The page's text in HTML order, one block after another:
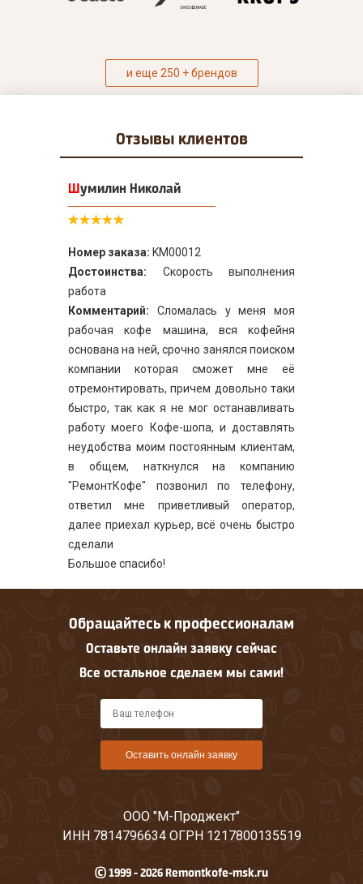
и еще 250 + брендов
Отзывы клиентов
Шумилин Николай
Номер заказа: KM00012
Достоинства: Скорость выполнения
работа
Комментарий: Сломалась у меня моя
рабочая кофе машина, вся кофейня
основана на ней, срочно занялся поиском
компании которая сможет мне её
отремонтировать, причем довольно таки
быстро, так как я не мог останавливать
работу моего Кофе-шопа, и доставлять
неудобства моим постоянным клиентам,
в общем, наткнулся на компанию
"РемонтКофе" позвонил по телефону,
ответил мне приветливый оператор,
далее приехал курьер, всё очень быстро
сделали
Большое спасибо!
Обращайтесь к профессионалам
Оставьте онлайн заявку сейчас
Все остальное сделаем мы сами!
Оставить онлайн заявку
ООО "М-Проджект"
ИНН 7814796634 ОГРН 1217800135519
© 1999 - 2026 Remontkofe-msk.ru